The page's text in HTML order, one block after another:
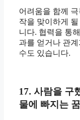
어려움을 함께 극
작을 맞이하게
니다. 협력을 통
과를 얻거나 관
수도 있습니다.
17. 사람을 구
물에 빠지는 꿈